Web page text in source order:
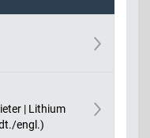
| Lithium
engl.)